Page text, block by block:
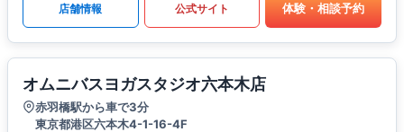
店舗情報 公式サイト 体験・相談予約
オムニバスヨガスタジオ六本木店
赤羽橋駅から車で3分
東京都港区六本木4-1-16-4F